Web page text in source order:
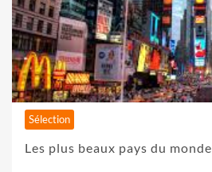
Sélection
Les plus beaux pays du monde